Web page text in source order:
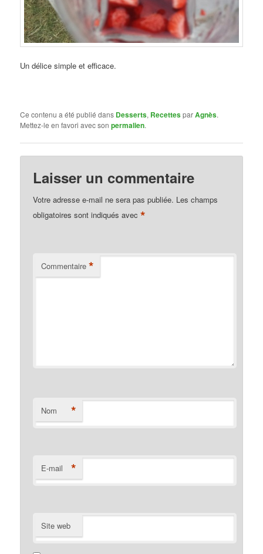
Un délice simple et efficace.
Ce contenu a été publié dans Desserts, RecettesparAgnès.
Mettez-le en favori avec sonpermalien.
Laisser un commentaire
Votre adresse e-mail ne sera pas publiée. Les champs
obligatoires sont indiqués avec*
Commentaire *
Nom *
E-mail *
Site web